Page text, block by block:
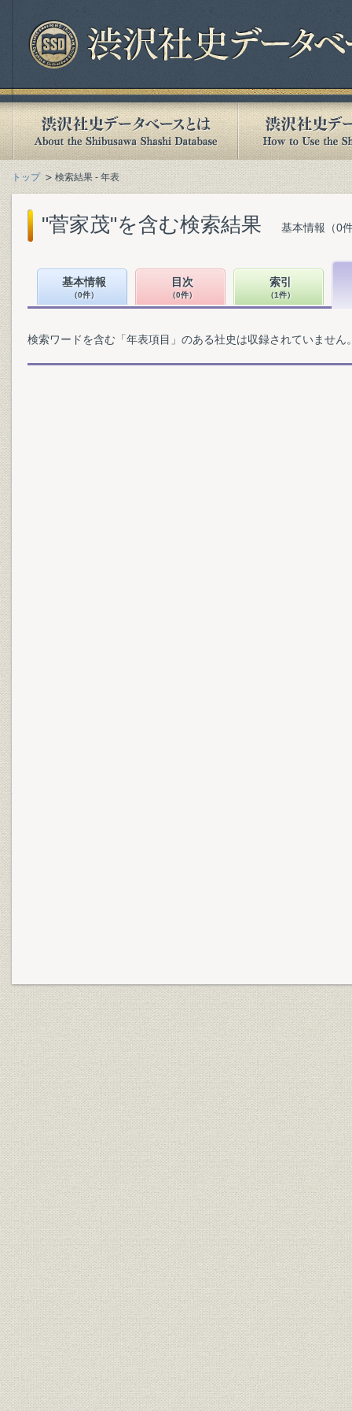
トップ 検索結果 - 年表
"菅家茂"を含む検索結果 基本情報（0
基本情報
（0件）
目次
（0件）
索引
（1件）
検索ワードを含む「年表項目」のある社史は収録されていません